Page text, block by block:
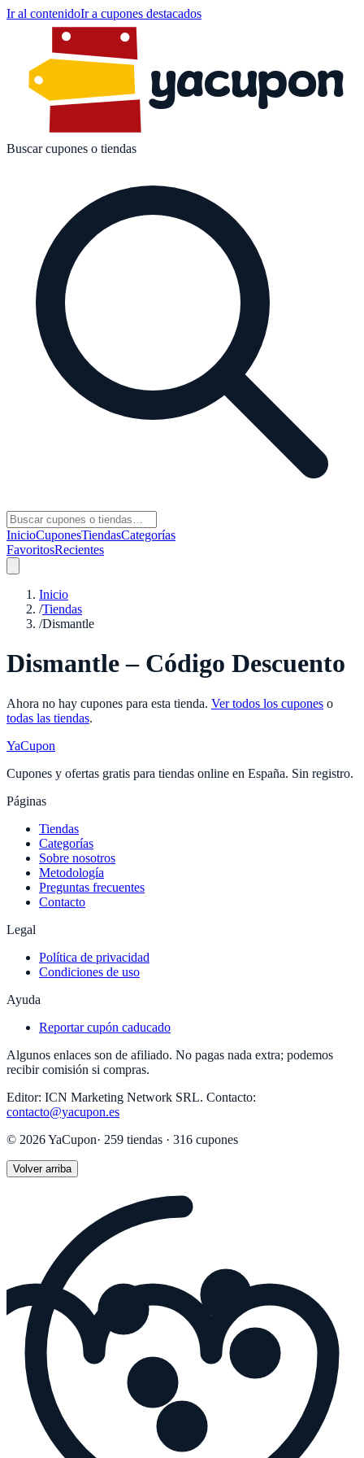
Ir al contenidoIr a cupones destacados
yacupon
Buscar cupones o tiendas
InicioCuponesTiendasCategorías
FavoritosRecientes
Inicio
/Tiendas
/Dismantle
Dismantle – Código Descuento
Ahora no hay cupones para esta tienda. Ver todos los cupones o
todas las tiendas.
YaCupon
Cupones y ofertas gratis para tiendas online en España. Sin registro.
Páginas
Tiendas
Categorías
Sobre nosotros
Metodología
Preguntas frecuentes
Contacto
Legal
Política de privacidad
Condiciones de uso
Ayuda
Reportar cupón caducado
Algunos enlaces son de afiliado. No pagas nada extra; podemos
recibir comisión si compras.
Editor: ICN Marketing Network SRL. Contacto:
contacto@yacupon.es
© 2026YaCupon· 259 tiendas · 316 cupones
Volver arriba